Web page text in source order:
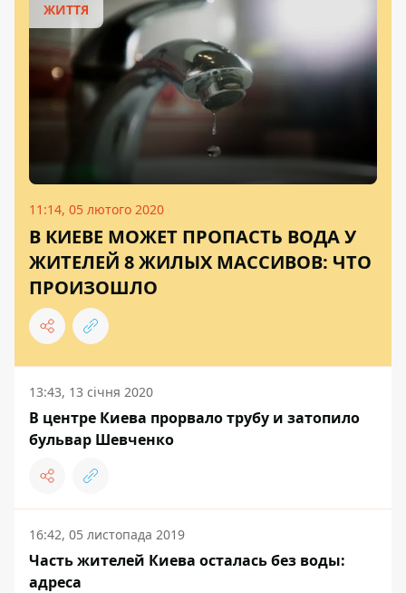
ЖИТТЯ
11:14, 05 лютого 2020
В КИЕВЕ МОЖЕТ ПРОПАСТЬ ВОДА У
ЖИТЕЛЕЙ 8 ЖИЛЫХ МАССИВОВ: ЧТО
ПРОИЗОШЛО
13:43, 13 січня 2020
В центре Киева прорвало трубу и затопило
бульвар Шевченко
16:42, 05 листопада 2019
Часть жителей Киева осталась без воды:
адреса